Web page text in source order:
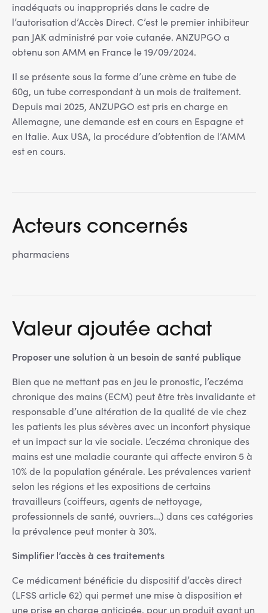
inadéquats ou inappropriés dans le cadre de
l’autorisation d’Accès Direct. C’est le premier inhibiteur
pan JAK administré par voie cutanée. ANZUPGO a
obtenu son AMM en France le 19/09/2024.
Il se présente sous la forme d’une crème en tube de
60g, un tube correspondant à un mois de traitement.
Depuis mai 2025, ANZUPGO est pris en charge en
Allemagne, une demande est en cours en Espagne et
en Italie. Aux USA, la procédure d’obtention de l’AMM
est en cours.
Acteurs concernés
pharmaciens
Valeur ajoutée achat
Proposer une solution à un besoin de santé publique
Bien que ne mettant pas en jeu le pronostic, l’eczéma
chronique des mains (ECM) peut être très invalidante et
responsable d’une altération de la qualité de vie chez
les patients les plus sévères avec un inconfort physique
et un impact sur la vie sociale. L’eczéma chronique des
mains est une maladie courante qui affecte environ 5 à
10% de la population générale. Les prévalences varient
selon les régions et les expositions de certains
travailleurs (coiffeurs, agents de nettoyage,
professionnels de santé, ouvriers…) dans ces catégories
la prévalence peut monter à 30%.
Simplifier l’accès à ces traitements
Ce médicament bénéficie du dispositif d’accès direct
(LFSS article 62) qui permet une mise à disposition et
une prise en charge anticipée, pour un produit ayant un